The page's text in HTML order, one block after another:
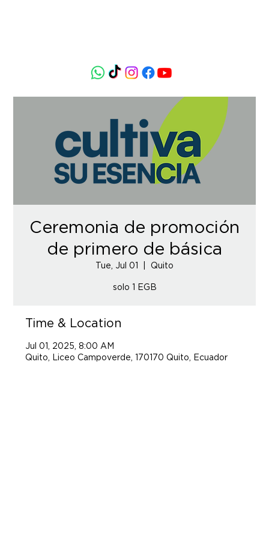
Ceremonia de promoción
de primero de básica
Tue, Jul 01 Quito
solo 1 EGB
Time & Location
Jul 01, 2025, 8:00 AM
Quito, Liceo Campoverde, 170170 Quito, Ecuador